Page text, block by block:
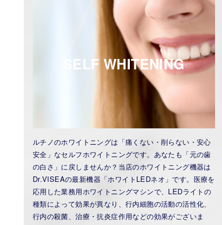
SELF WHITENING
ルチノのホワイトニングは「痛くない・削らない・安心
安全」なセルフホワイトニングです。あなたも「元の歯
の白さ」に戻しませんか？当店のホワイトニング機器は
Dr.VISEAの最新機器「ホワイトLEDネオ」です。医療を
応用した業務用ホワイトニングマシンで、LEDライトの
種類によって効果が異なり、行内細胞の活動の活性化、
行内の殺菌、治療・抗炎症作用などの効果がございま